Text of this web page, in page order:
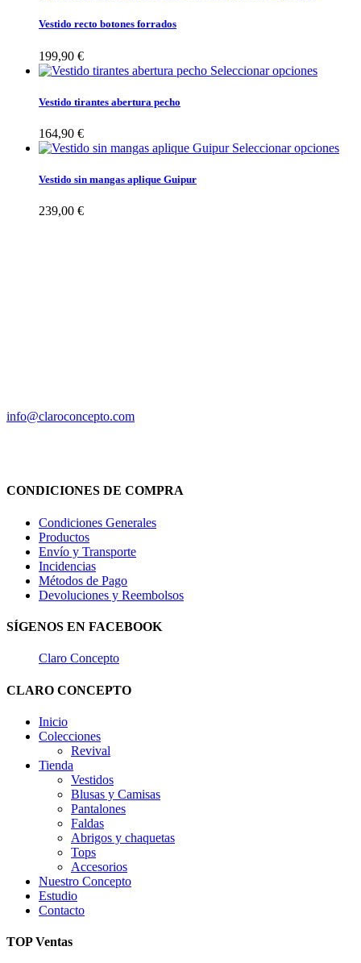
Vestido recto botones forrados
199,90 €
Seleccionar opciones
Vestido tirantes abertura pecho
164,90 €
Seleccionar opciones
Vestido sin mangas aplique Guipur
239,00 €
info@claroconcepto.com
CONDICIONES DE COMPRA
Condiciones Generales
Productos
Envío y Transporte
Incidencias
Métodos de Pago
Devoluciones y Reembolsos
SÍGENOS EN FACEBOOK
Claro Concepto
CLARO CONCEPTO
Inicio
Colecciones
Revival
Tienda
Vestidos
Blusas y Camisas
Pantalones
Faldas
Abrigos y chaquetas
Tops
Accesorios
Nuestro Concepto
Estudio
Contacto
TOP Ventas